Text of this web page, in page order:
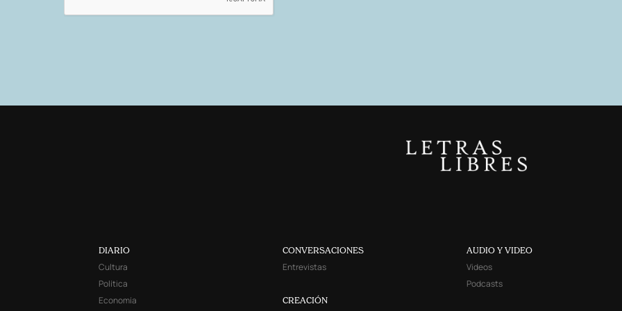
DIARIO
Cultura
Política
Economía
CONVERSACIONES
Entrevistas
CREACIÓN
AUDIO Y VIDEO
Videos
Podcasts